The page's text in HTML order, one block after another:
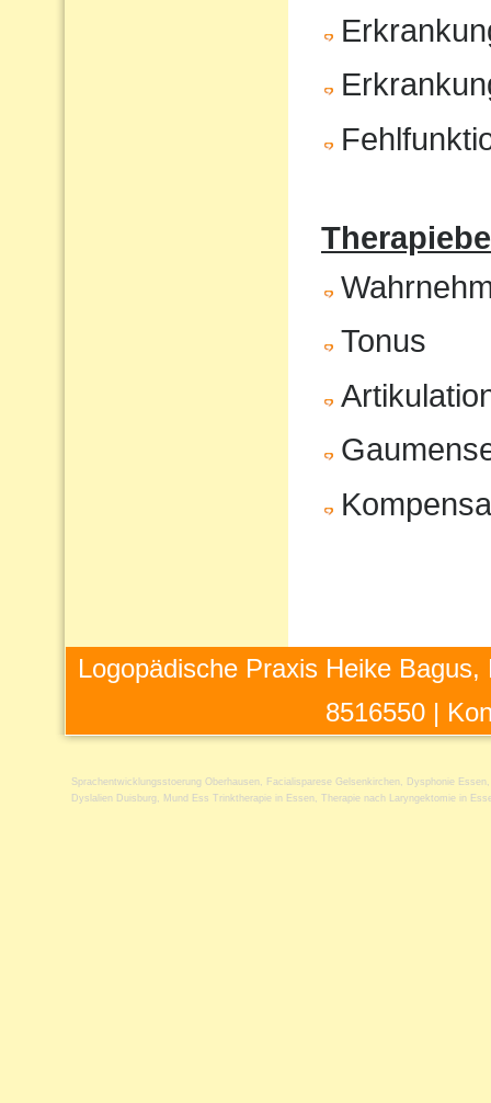
Tonus
Logopädische Praxis Heike
8516550 |
Sprachentwicklungsstoerung Oberhausen Facialisparese Gelsenkirchen Dysphonie Essen
Dyslalien Duisburg
Mund Ess Trinktherapie in Essen Therapie nach Laryngektomie in